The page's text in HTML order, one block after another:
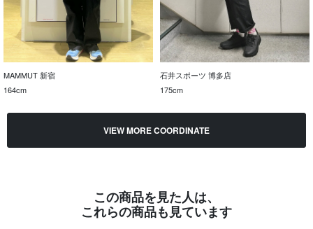
MAMMUT 新宿
164cm
石井スポーツ 博多店
175cm
VIEW MORE COORDINATE
この商品を見た人は、
これらの商品も見ています